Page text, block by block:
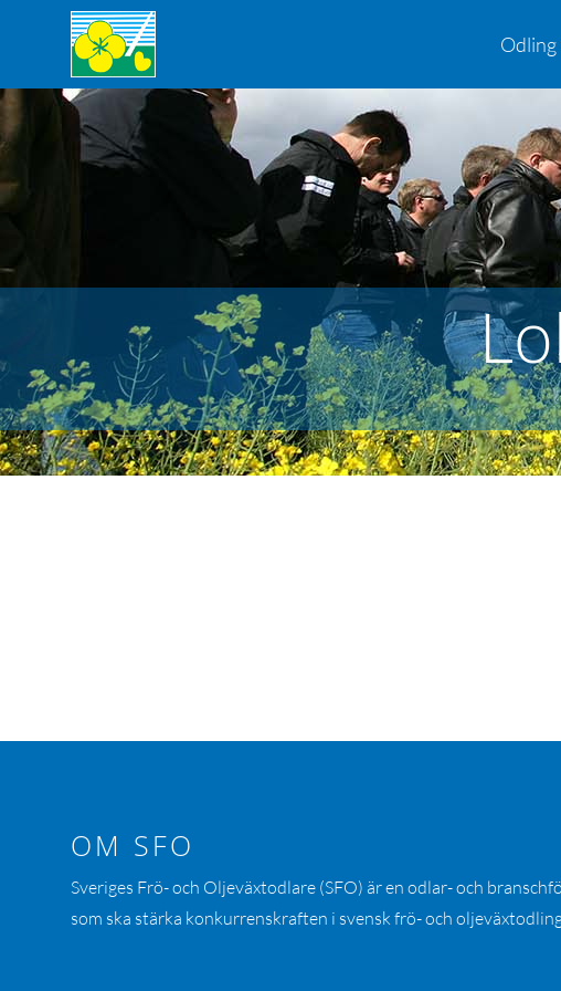
Odling
OM SFO
Sveriges Frö- och Oljeväxtodlare (SFO) är en odlar- och
som ska stärka konkurrenskraften i svensk frö- och